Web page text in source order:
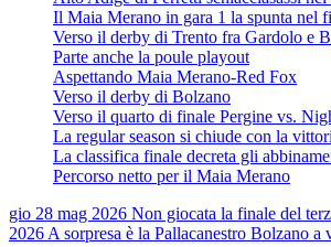
Il Maia Merano in gara 1 la spunta nel
Verso il derby di Trento fra Gardolo e
Parte anche la poule playout
Aspettando Maia Merano-Red Fox
Verso il derby di Bolzano
Verso il quarto di finale Pergine vs.
La regular season si chiude con la
La classifica finale decreta gli
Percorso netto per il Maia Merano
gio 28 mag 2026 Non giocata la finale del
2026 A sorpresa è la Pallacanestro Bolzano a